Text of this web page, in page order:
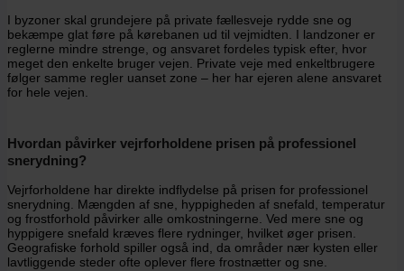
I byzoner skal grundejere på private fællesveje rydde sne og
bekæmpe glat føre på kørebanen ud til vejmidten. I landzoner er
reglerne mindre strenge, og ansvaret fordeles typisk efter, hvor
meget den enkelte bruger vejen. Private veje med enkeltbrugere
følger samme regler uanset zone – her har ejeren alene ansvaret
for hele vejen.
Hvordan påvirker vejrforholdene prisen på professionel
snerydning?
Vejrforholdene har direkte indflydelse på prisen for professionel
snerydning. Mængden af sne, hyppigheden af snefald, temperatur
og frostforhold påvirker alle omkostningerne. Ved mere sne og
hyppigere snefald kræves flere rydninger, hvilket øger prisen.
Geografiske forhold spiller også ind, da områder nær kysten eller
lavtliggende steder ofte oplever flere frostnætter og sne.